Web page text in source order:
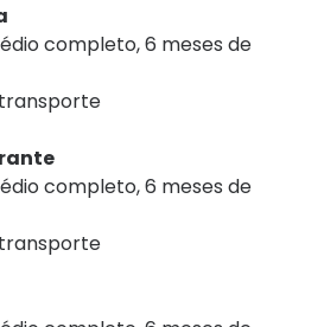
completo, 6 meses de
transporte
completo, 6 meses de
transporte